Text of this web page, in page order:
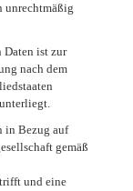
unrechtmäßig
Daten ist zur
nach dem
in Bezug auf
gemäß
und eine